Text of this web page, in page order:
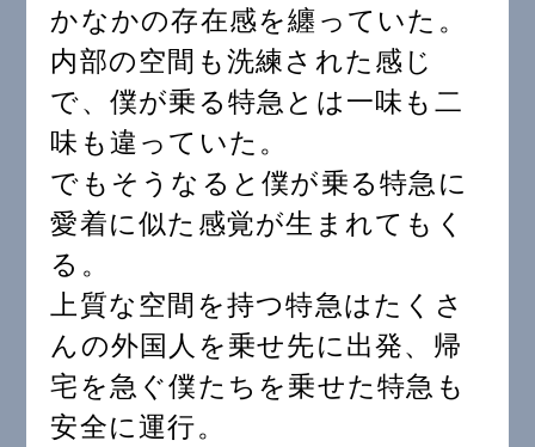
かなかの存在感を纏っていた。
内部の空間も洗練された感じ
で、僕が乗る特急とは一味も二
味も違っていた。
でもそうなると僕が乗る特急に
愛着に似た感覚が生まれてもく
る。
上質な空間を持つ特急はたくさ
んの外国人を乗せ先に出発、帰
宅を急ぐ僕たちを乗せた特急も
安全に運行。